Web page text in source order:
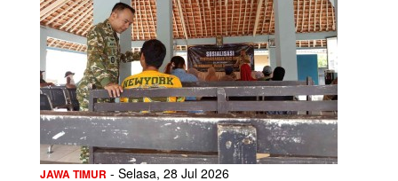
JAWA TIMUR - Selasa, 28 Jul 2026